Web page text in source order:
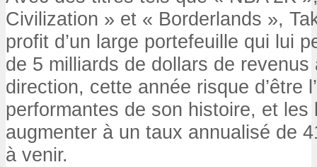
Civilization » et « Borderlands »,
profit d’un large portefeuille qui lui
de 5 milliards de dollars de
direction, cette année risque d’être
performantes de son histoire, et les
augmenter à un taux annualisé de
à venir.